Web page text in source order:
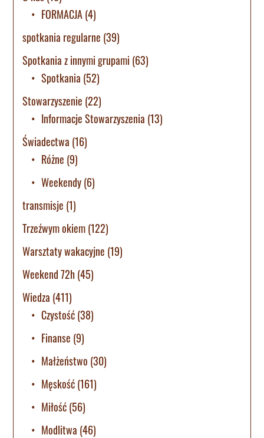
FORMACJA(4)
spotkania regularne (39)
Spotkania z innymi grupami (63)
Spotkania (52)
Stowarzyszenie (22)
Informacje Stowarzyszenia (13)
Świadectwa (16)
Różne (9)
Weekendy(6)
transmisje (1)
Trzeźwym okiem(122)
Warsztaty wakacyjne (19)
Weekend 72h(45)
Wiedza (411)
Czystość(38)
Finanse (9)
Małżeństwo (30)
Męskość(161)
Miłość(56)
Modlitwa (46)